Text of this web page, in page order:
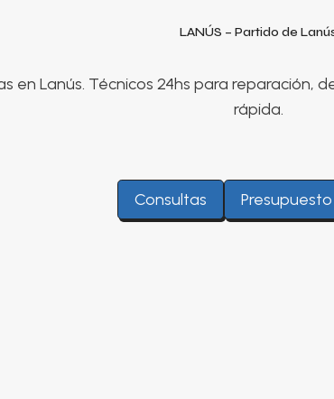
LANÚS – Partido de
en Lanús. Técnicos 24hs para reparación,
rápida.
Consultas